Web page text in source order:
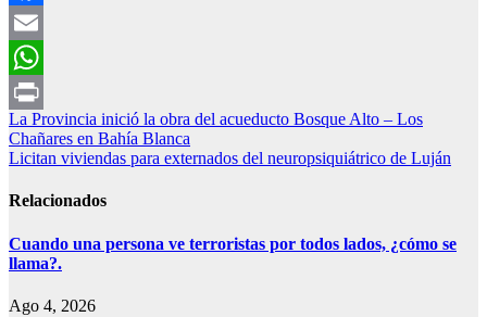
Facebook
Email
WhatsApp
Print
Navegación
de
La Provincia inició la obra del acueducto Bosque Alto – Los
Chañares en Bahía Blanca
Licitan viviendas para externados del neuropsiquiátrico de Luján
Relacionados
Cuando una persona ve terroristas por todos lados, ¿cómo se
llama?.
Ago 4, 2026